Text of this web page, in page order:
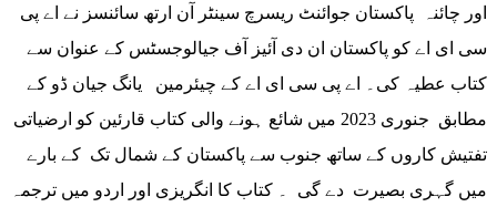
اور چائنہ پاکستان جوائنٹ ریسرچ سینٹر آن ارتھ سائنسز نے اے پی
سی ای اے کو پاکستان ان دی آئیز آف جیالوجسٹس کے عنوان سے
کتاب عطیہ کی۔ اے پی سی ای اے کے چیئرمین یانگ جیان ڈو کے
مطابق جنوری 2023 میں شائع ہونے والی کتاب قارئین کو ارضیاتی
تفتیش کاروں کے ساتھ جنوب سے پاکستان کے شمال تک کے بارے
میں گہری بصیرت دے گی ۔ کتاب کا انگریزی اور اردو میں ترجمہ